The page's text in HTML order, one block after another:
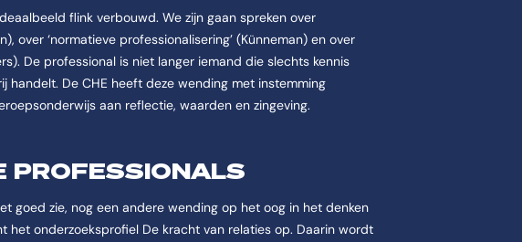
flink verbouwd. We zijn gaan spreken over
over ‘normatieve professionalisering’ (Künneman) en over
De professional is niet langer iemand die slechts kennis
handelt. De CHE heeft deze wending met instemming
aan reflectie, waarden en zingeving.
PROFESSIONALS
goed zie, nog een andere wending op het oog in het denken
het onderzoeksprofiel De kracht van relaties op. Daarin wordt